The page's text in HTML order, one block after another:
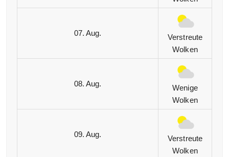
07. Aug.
Verstreute
Wolken
08. Aug.
Wenige
Wolken
09. Aug.
Verstreute
Wolken